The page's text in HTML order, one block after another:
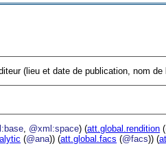
(lieu et date de publication, nom
@xml:space) (att.global.rendition (
(@ana)) (att.global.facs (@facs)) (